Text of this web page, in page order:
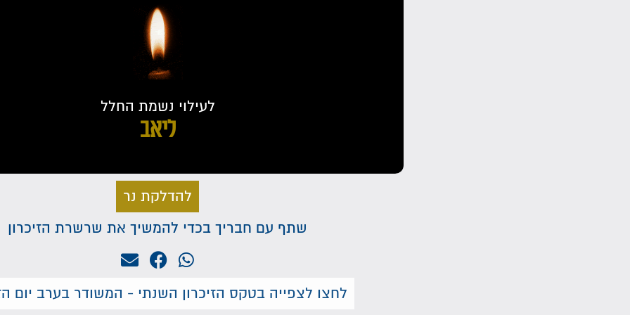
לעילוי נשמת החלל
ליאב
להדלקת נר
שתף עם חבריך בכדי להמשיך את שרשרת הזיכרון
לחצו לצפייה בטקס הזיכרון השנתי - המשודר בערב יום